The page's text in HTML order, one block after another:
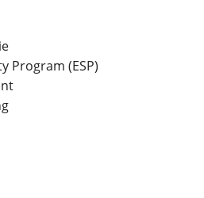
Program (ESP)
te uploaden
10 foto's)